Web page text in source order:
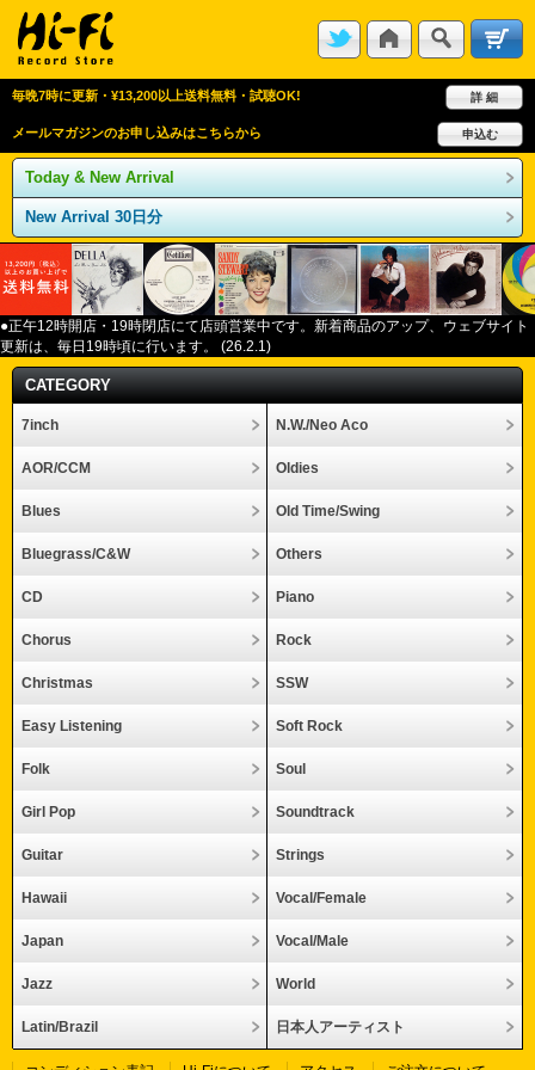
毎晩7時に更新・¥13,200以上送料無料・試聴OK! 詳 細
メールマガジンのお申し込みはこちらから 申込む
Today & New Arrival
New Arrival 30日分
●正午12時開店・ 19時閉店にて店頭営業中です。新着商品のアップ、ウェブサイト
更新は、毎日 19時頃に行います。 (26.2.1)
CATEGORY
7inch N.W./Neo Aco
AOR/CCM Oldies
Blues Old Time/Swing
Bluegrass/C&W Others
CD Piano
Chorus Rock
Christmas SSW
Easy Listening Soft Rock
Folk Soul
Girl Pop Soundtrack
Guitar Strings
Hawaii Vocal/Female
Japan Vocal/Male
Jazz World
Latin/Brazil 日本人アーティスト